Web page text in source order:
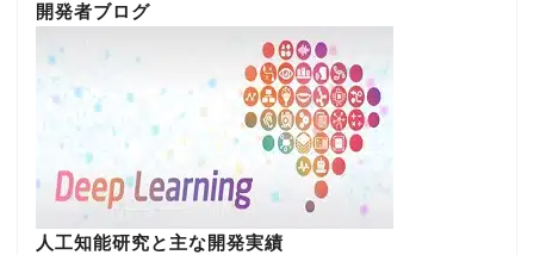
開発者ブログ
人工知能研究と主な開発実績